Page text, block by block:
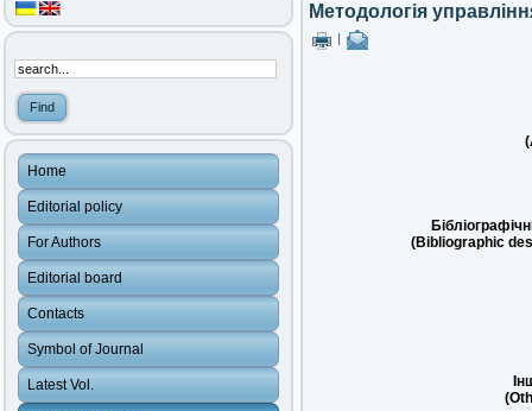
Home
Editorial policy
For Authors
Editorial board
Contacts
Symbol of Journal
Latest Vol.
Методологія
(Bibliographic